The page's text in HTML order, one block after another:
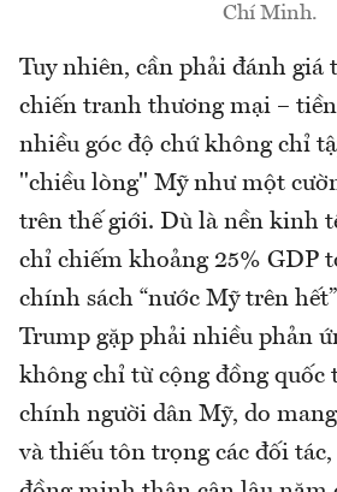
Chí Minh.
Tuy nhiên, cần phải đánh giá
chiến tranh thương mại –
nhiều góc độ chứ không chỉ
"chiều lòng" Mỹ như một
trên thế giới. Dù là nền kinh
chỉ chiếm khoảng 25% GDP
chính sách “nước Mỹ trên
Trump gặp phải nhiều phản
không chỉ từ cộng đồng quốc
chính người dân Mỹ, do
và thiếu tôn trọng các đối tác,